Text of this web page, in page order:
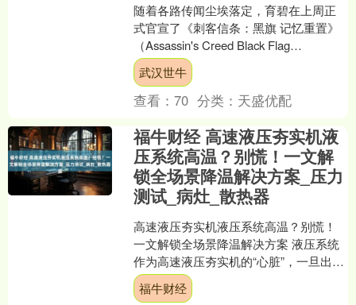
随着各路传闻尘埃落定，育碧在上周正
式官宣了《刺客信条：黑旗 记忆重置》
（Assassin's Creed Black Flag
Resynced）。令人惊喜的是....
武汉世牛
查看：70 分类： 天盛优配
福牛财经 高速液压夯实机液
压系统高温？别慌！一文解
锁全场景降温解决方案_压力
测试_病灶_散热器
高速液压夯实机液压系统高温？别慌！
一文解锁全场景降温解决方案 液压系统
作为高速液压夯实机的“心脏”，一旦出现
油温异常飙升（＞85℃），不仅会导致
密封件老化漏油、....
福牛财经